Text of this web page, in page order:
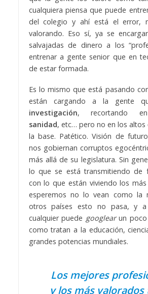
cualquiera piensa que puede
del colegio y ahí está el error,
valorando. Eso sí, ya se
salvajadas de dinero a los
entrenar a gente senior que en
de estar formada.
Es lo mismo que está pasando
están cargando a la gente
investigación, recortando
sanidad, etc… pero no en los altos
la base. Patético. Visión de
nos gobiernan corruptos
más allá de su legislatura. Sin
lo que se está transmitiendo de
con lo que están viviendo los
esperemos no lo vean como la
otros países esto no pasa, y
cualquier puede googlearun poco
como tratan a la educación,
grandes potencias mundiales.
Los mejores
y los más